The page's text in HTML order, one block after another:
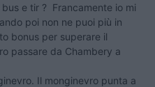
e tir ? Francamente io mi
poi non ne puoi più in
bonus per superare il
passare da Chambery a
Il monginevro punta a